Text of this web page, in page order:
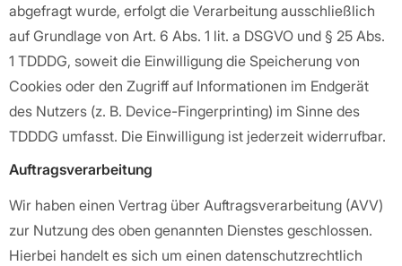
abgefragt wurde, erfolgt die Verarbeitung ausschließlich
auf Grundlage von Art. 6 Abs. 1 lit. a DSGVO und § 25 Abs.
1 TDDDG, soweit die Einwilligung die Speicherung von
Cookies oder den Zugriff auf Informationen im Endgerät
des Nutzers (z. B. Device-Fingerprinting) im Sinne des
TDDDG umfasst. Die Einwilligung ist jederzeit widerrufbar.
Auftragsverarbeitung
Wir haben einen Vertrag über Auftragsverarbeitung (AVV)
zur Nutzung des oben genannten Dienstes geschlossen.
Hierbei handelt es sich um einen datenschutzrechtlich